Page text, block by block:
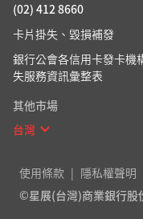
(02) 412 8660
卡片掛失、毀損補發
銀行公會各信用卡發卡機
失服務資訊彙整表
其他市場
台灣
使用條款 隱私權聲明
©星展(台灣)商業銀行股